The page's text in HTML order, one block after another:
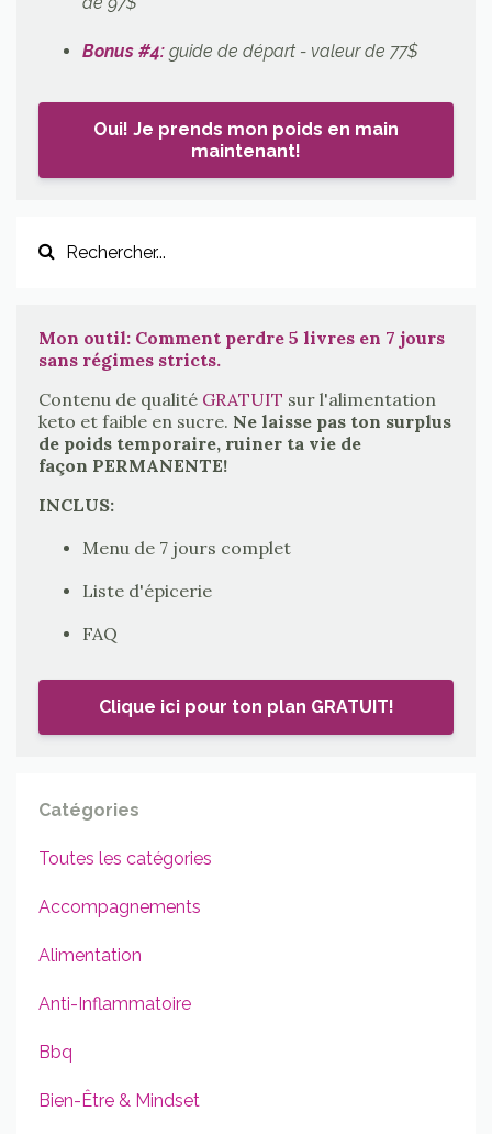
Bonus #4: guide de départ - valeur de 77$
Oui! Je prends mon poids en main
maintenant!
Mon outil: Comment perdre 5 livres en 7 jours
sans régimes stricts.
Contenu de qualité GRATUIT sur l'alimentation
keto et faible en sucre. Ne laisse pas ton surplus
de poids temporaire, ruiner ta vie de
façon PERMANENTE!
INCLUS:
Menu de 7 jours complet
Liste d'épicerie
FAQ
Clique ici pour ton plan GRATUIT!
Catégories
Toutes les catégories
Accompagnements
Alimentation
Anti-Inflammatoire
Bbq
Bien-Être & Mindset